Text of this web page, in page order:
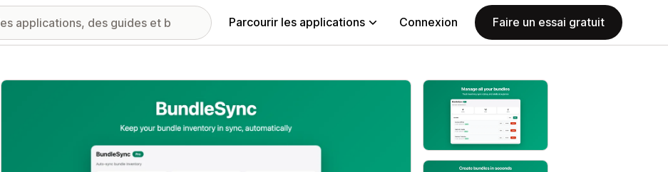
Parcourir les applications Connexion Faire un essai gratuit
Galerie d’images vedette